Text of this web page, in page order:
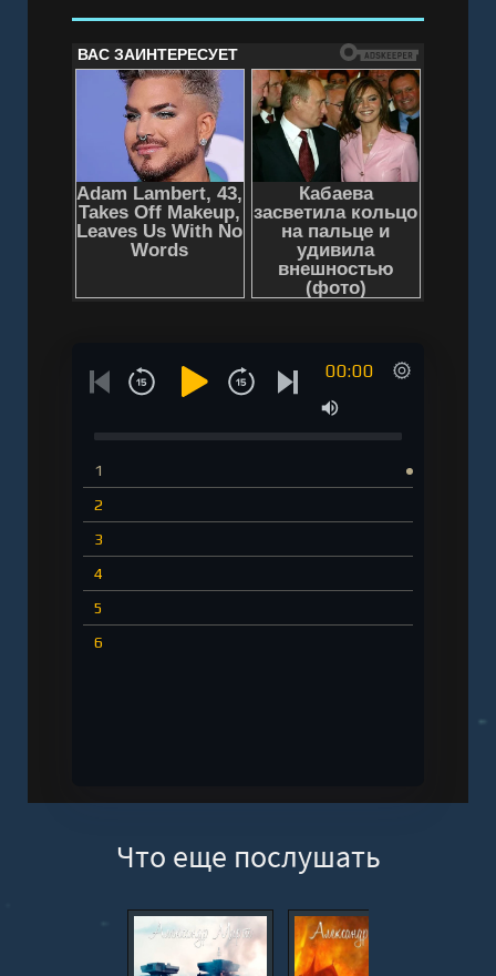
Слушать аудиокнигу "Патоген - Назаренко Ю."
онлайн бесплатно без регистрации - полная
версия
00:00
1
2
3
4
5
6
Что еще послушать